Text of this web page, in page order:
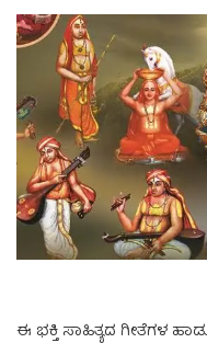
ಈ ಭಕ್ತಿ ಸಾಹಿತ್ಯದ ಗೀತೆಗಳ